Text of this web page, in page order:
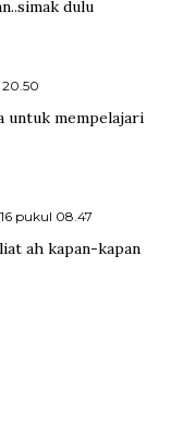
dulu
untuk mempelajari
pukul 08.47
ah kapan-kapan